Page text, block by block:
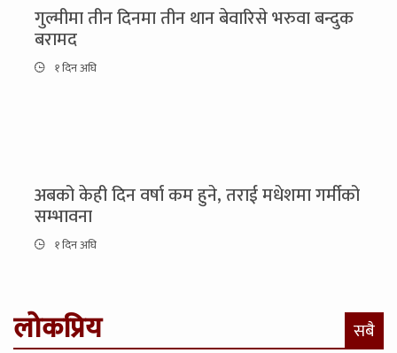
गुल्मीमा तीन दिनमा तीन थान बेवारिसे भरुवा बन्दुक
बरामद
१ दिन अघि
अबको केही दिन वर्षा कम हुने, तराई मधेशमा गर्मीको
सम्भावना
१ दिन अघि
लोकप्रिय सबै